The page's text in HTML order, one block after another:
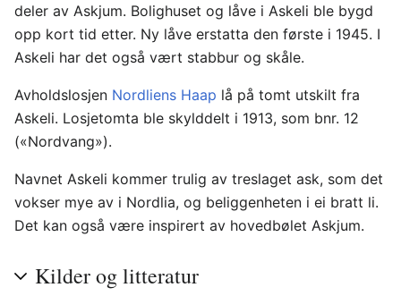
deler av Askjum. Bolighuset og låve i Askeli ble bygd
opp kort tid etter. Ny låve erstatta den første i 1945. I
Askeli har det også vært stabbur og skåle.
Avholdslosjen Nordliens Haap lå på tomt utskilt fra
Askeli. Losjetomta ble skylddelt i 1913, som bnr. 12
(«Nordvang»).
Navnet Askeli kommer trulig av treslaget ask, som det
vokser mye av i Nordlia, og beliggenheten i ei bratt li.
Det kan også være inspirert av hovedbølet Askjum.
Kilder og litteratur